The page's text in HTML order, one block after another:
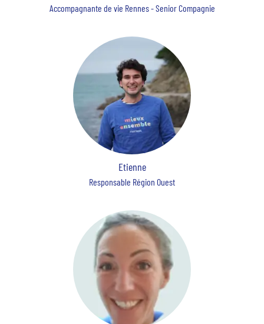
Accompagnante de vie Rennes - Senior Compagnie
Etienne
Responsable Région Ouest